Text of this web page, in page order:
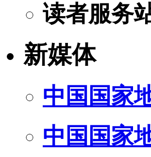
读者服务
新媒体
中国国家
中国国家